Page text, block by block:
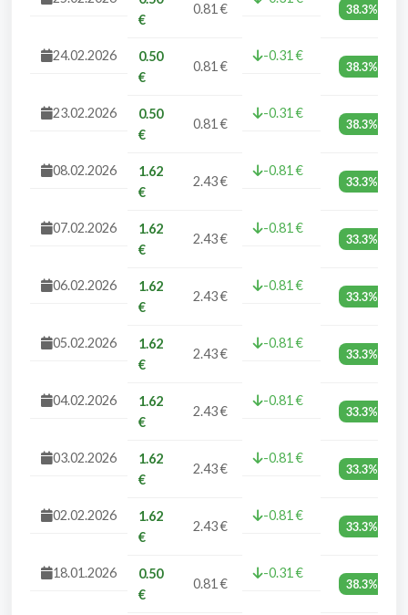
€
0.81 € 38.3%
24.02.2026
0.50
€
0.81 €
-0.31 €
38.3%
23.02.2026
0.50
€
0.81 €
-0.31 €
38.3%
08.02.2026
1.62
€
2.43 €
-0.81 €
33.3%
07.02.2026
1.62
€
2.43 €
-0.81 €
33.3%
06.02.2026
1.62
€
2.43 €
-0.81 €
33.3%
05.02.2026
1.62
€
2.43 €
-0.81 €
33.3%
04.02.2026
1.62
€
2.43 €
-0.81 €
33.3%
03.02.2026
1.62
€
2.43 €
-0.81 €
33.3%
02.02.2026
1.62
€
2.43 €
-0.81 €
33.3%
18.01.2026
0.50
€
0.81 €
-0.31 €
38.3%